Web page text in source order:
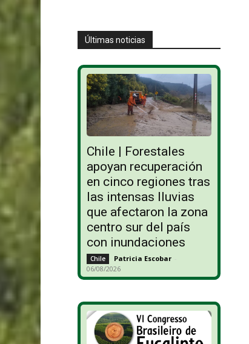
Últimas noticias
Chile | Forestales
apoyan recuperación
en cinco regiones tras
las intensas lluvias
que afectaron la zona
centro sur del país
con inundaciones
Chile Patricia Escobar -
06/08/2026